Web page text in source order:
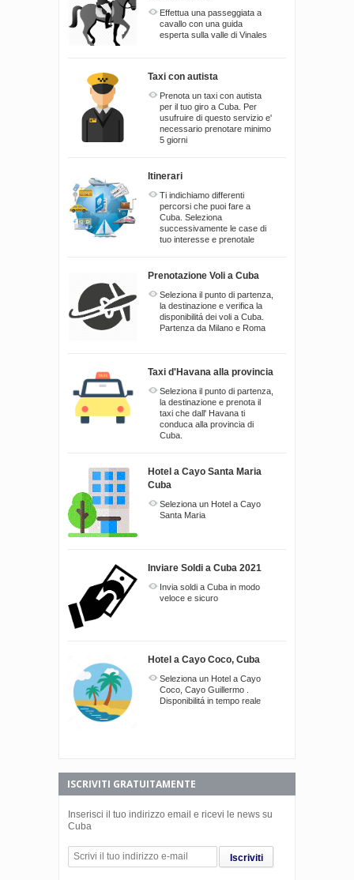
Effettua una passeggiata a
cavallo con una guida
esperta sulla valle di Vinales
Taxi con autista
Prenota un taxi con autista
per il tuo giro a Cuba. Per
usufruire di questo servizio e'
necessario prenotare minimo
5 giorni
Itinerari
Ti indichiamo differenti
percorsi che puoi fare a
Cuba. Seleziona
successivamente le case di
tuo interesse e prenotale
Prenotazione Voli a Cuba
Seleziona il punto di partenza,
la destinazione e verifica la
disponibilitá dei voli a Cuba.
Partenza da Milano e Roma
Taxi d'Havana alla provincia
Seleziona il punto di partenza,
la destinazione e prenota il
taxi che dall' Havana ti
conduca alla provincia di
Cuba.
Hotel a Cayo Santa Maria
Cuba
Seleziona un Hotel a Cayo
Santa Maria
Inviare Soldi a Cuba 2021
Invia soldi a Cuba in modo
veloce e sicuro
Hotel a Cayo Coco, Cuba
Seleziona un Hotel a Cayo
Coco, Cayo Guillermo .
Disponibilitá in tempo reale
ISCRIVITI GRATUITAMENTE
Inserisci il tuo indirizzo email e ricevi le news su
Cuba
Iscriviti